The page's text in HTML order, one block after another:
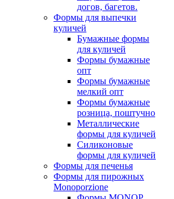
догов, багетов.
Формы для выпечки
куличей
Бумажные формы
для куличей
Формы бумажные
опт
Формы бумажные
мелкий опт
Формы бумажные
розница, поштучно
Металлические
формы для куличей
Силиконовые
формы для куличей
Формы для печенья
Формы для пирожных
Monoporzione